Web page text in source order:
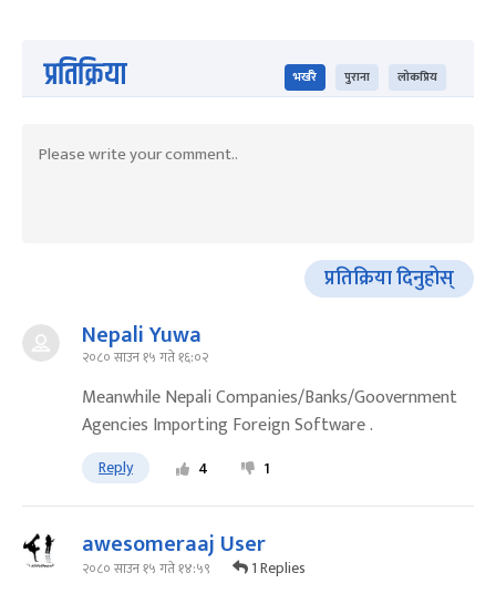
प्रतिक्रिया भर्खरै पुराना लोकप्रिय
प्रतिक्रिया दिनुहोस्
Nepali Yuwa
२०८० साउन १५ गते १६:०२
Meanwhile Nepali Companies/Banks/Goovernment
Agencies Importing Foreign Software .
Reply 4 1
awesomeraaj User
२०८० साउन १५ गते १४:५९ 1 Replies